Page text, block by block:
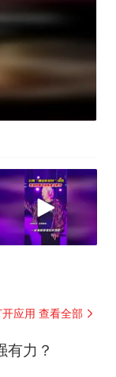
开应用 查看全部
有力？